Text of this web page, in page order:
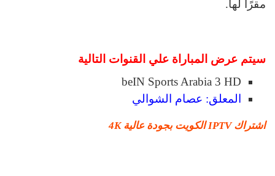
مقرًا لها.
سيتم عرض المباراة علي القنوات التالية
beIN Sports Arabia 3 HD
المعلق: عصام الشوالي
اشتراك IPTV الكويت بجودة عالية 4K